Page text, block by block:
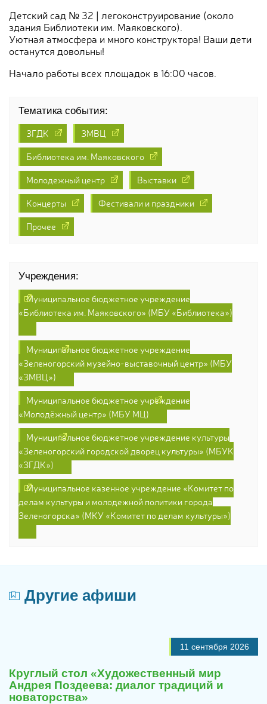
Детский сад № 32 | легоконструирование (около
здания Библиотеки им. Маяковского).
Уютная атмосфера и много конструктора! Ваши дети
останутся довольны!
Начало работы всех площадок в 16:00 часов.
Тематика события:
ЗГДК
ЗМВЦ
Библиотека им. Маяковского
Молодежный центр
Выставки
Концерты
Фестивали и праздники
Прочее
Учреждения:
Муниципальное бюджетное учреждение
«Библиотека им. Маяковского» (МБУ «Библиотека»)
Муниципальное бюджетное учреждение
«Зеленогорский музейно-выставочный центр» (МБУ
«ЗМВЦ»)
Муниципальное бюджетное учреждение
«Молодёжный центр» (МБУ МЦ)
Муниципальное бюджетное учреждение культуры
«Зеленогорский городской дворец культуры» (МБУК
«ЗГДК»)
Муниципальное казенное учреждение «Комитет по
делам культуры и молодежной политики города
Зеленогорска» (МКУ «Комитет по делам культуры»)
Другие афиши
11 сентября 2026
Круглый стол «Художественный мир
Андрея Поздеева: диалог традиций и
новаторства»